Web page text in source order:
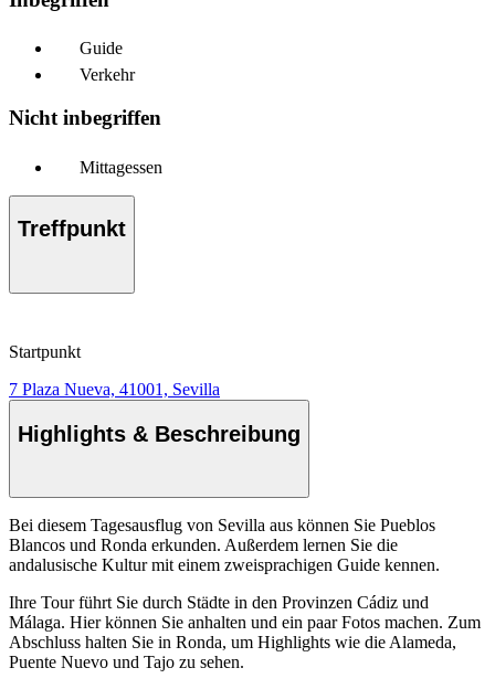
Guide
Verkehr
Nicht inbegriffen
Mittagessen
Treffpunkt
Startpunkt
7 Plaza Nueva, 41001, Sevilla
Highlights & Beschreibung
Bei diesem Tagesausflug von Sevilla aus können Sie Pueblos
Blancos und Ronda erkunden. Außerdem lernen Sie die
andalusische Kultur mit einem zweisprachigen Guide kennen.
Ihre Tour führt Sie durch Städte in den Provinzen Cádiz und
Málaga. Hier können Sie anhalten und ein paar Fotos machen. Zum
Abschluss halten Sie in Ronda, um Highlights wie die Alameda,
Puente Nuevo und Tajo zu sehen.